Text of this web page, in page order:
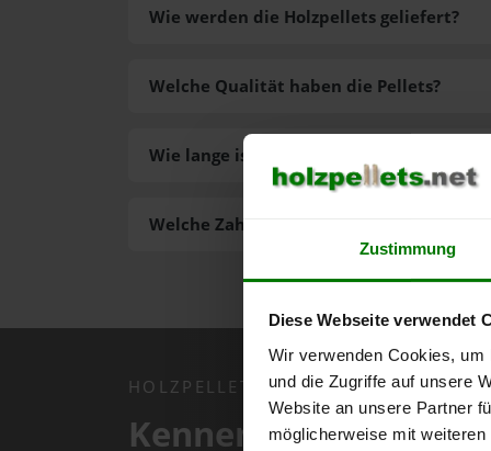
Zustimmung
Diese Webseite verwendet
Wir verwenden Cookies,
und die Zugriffe auf unsere
Website an unsere Partner
möglicherweise mit
Wie werden die Holzpellets geliefert?
Welche Zahlungsarten gibt es?
Welche Qualität haben die Pellets?
Wie lange ist die Lieferzeit der Pellets?
HOLZPELLETS.NET APP
Kennen Sie schon